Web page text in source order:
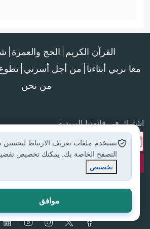
القرآن الكريم الحج والعمرة
معا نربي أبناءنا من أجل أسرتي
من نحن
اشترك في قائمتنا البريدية
جميع الحقوق محفوظة لموقع إسلام أون
نستخدم ملفات تعريف الارتباط لتحسين
التصفح الخاصة بك. يمكنك تخصيص
تخصيص
موافق